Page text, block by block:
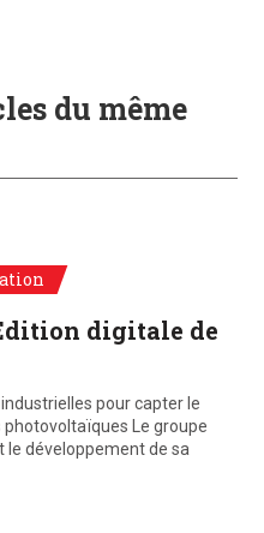
du même
digitale de
pour capter le
Le groupe
le développement de sa